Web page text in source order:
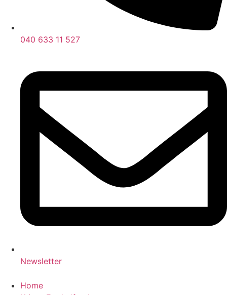
040 633 11 527
Newsletter
Home